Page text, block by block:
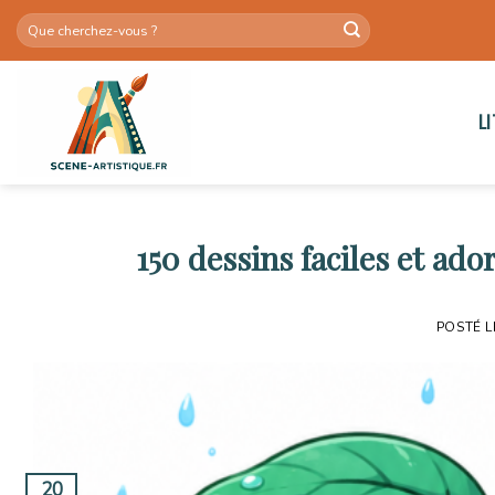
Skip
150 dessins faciles et
POSTÉ
20